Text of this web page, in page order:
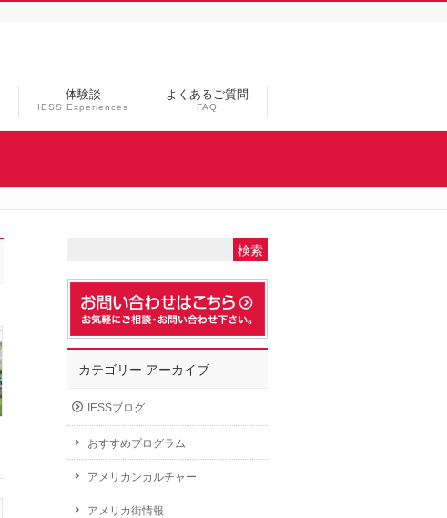
体験談
IESS Experiences
よくあるご質問
FAQ
カテゴリー アーカイブ
IESSブログ
おすすめプログラム
アメリカンカルチャー
アメリカ街情報